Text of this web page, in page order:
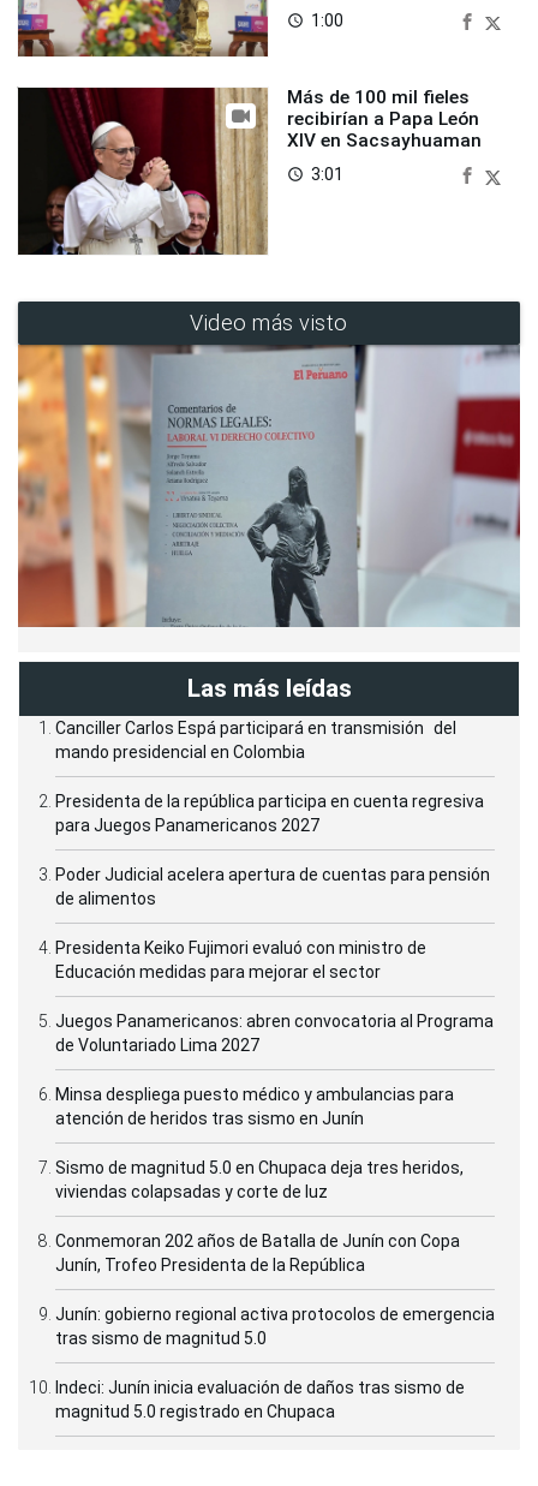
access_time 1:00
Más de 100 mil fieles
recibirían a Papa León
XIV en Sacsayhuaman
access_time 3:01
Video más visto
Las más leídas
Canciller Carlos Espá participará en transmisión del
mando presidencial en Colombia
Presidenta de la república participa en cuenta regresiva
para Juegos Panamericanos 2027
Poder Judicial acelera apertura de cuentas para pensión
de alimentos
Presidenta Keiko Fujimori evaluó con ministro de
Educación medidas para mejorar el sector
Juegos Panamericanos: abren convocatoria al Programa
de Voluntariado Lima 2027
Minsa despliega puesto médico y ambulancias para
atención de heridos tras sismo en Junín
Sismo de magnitud 5.0 en Chupaca deja tres heridos,
viviendas colapsadas y corte de luz
Conmemoran 202 años de Batalla de Junín con Copa
Junín, Trofeo Presidenta de la República
Junín: gobierno regional activa protocolos de emergencia
tras sismo de magnitud 5.0
Indeci: Junín inicia evaluación de daños tras sismo de
magnitud 5.0 registrado en Chupaca